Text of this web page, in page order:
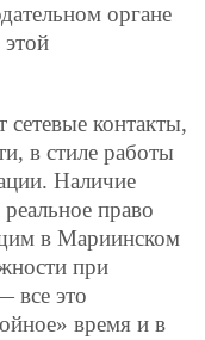
органе
контакты,
в стиле работы
Наличие
право
в Мариинском
при
все это
время и в